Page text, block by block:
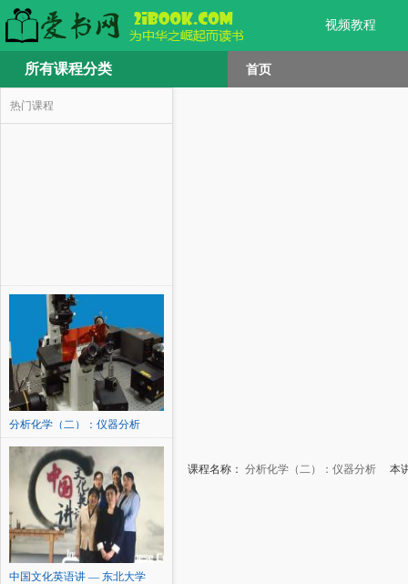
视频教程
所有课程分类 首页
热门课程
分析化学（二）：仪器分析
中国文化英语讲 — 东北大学
课程名称： 分析化学（二）：仪器分析 本讲